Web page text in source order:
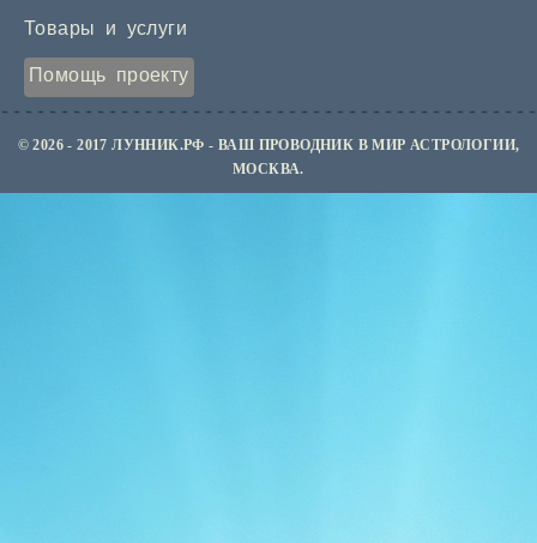
Товары и услуги
Помощь проекту
© 2026 - 2017 ЛУННИК.РФ - ВАШ ПРОВОДНИК В МИР АСТРОЛОГИИ,
МОСКВА.